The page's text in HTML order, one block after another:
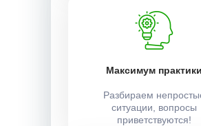
Максимум практики
Разбираем
ситуации, вопросы
приветствуются!